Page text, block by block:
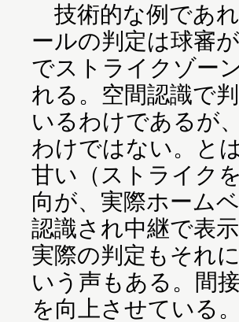
技術的な例であ
ールの判定は球審
でストライクゾー
れる。空間認識で
いるわけであるが
わけではない。と
甘い（ストライク
向が、実際ホーム
認識され中継で表
実際の判定もそれ
いう声もある。間
を向上させている。